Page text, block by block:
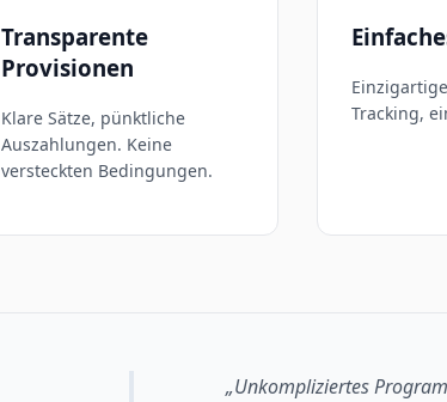
Transparente
Provisionen
Klare Sätze, pünktliche
Auszahlungen. Keine
versteckten Bedingungen.
Tracking,
„Unkompliziertes